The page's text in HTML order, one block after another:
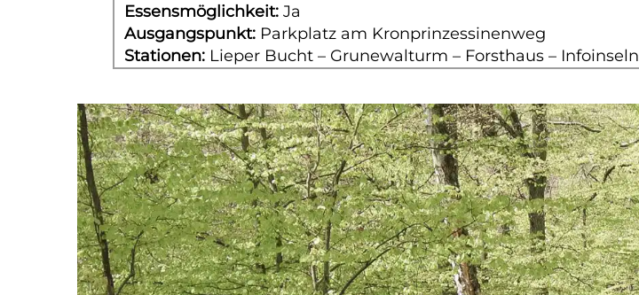
Essensmöglichkeit: Ja
Ausgangspunkt: Parkplatz am Kronprinzessinenweg
Stationen: Lieper Bucht – Grunewalturm – Forsthaus – Infoinseln